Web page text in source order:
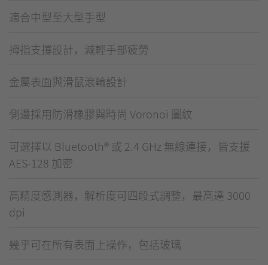
適合中型至大型手型
拇指支撐設計，減輕手部疲勞
金屬表面與滑鼠滾輪設計
側邊採用防滑橡膠與時尚 Voronoi 圖紋
可選擇以 Bluetooth® 或 2.4 GHz 無線連接，皆支援
AES-128 加密
高精度感測器，解析度可四段式調整，最高達 3000
dpi
幾乎可在所有表面上操作，包括玻璃